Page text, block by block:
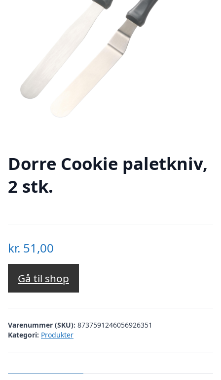
Dorre Cookie paletkniv,
2 stk.
kr. 51,00
Gå til shop
Varenummer (SKU): 8737591246056926351
Kategori: Produkter